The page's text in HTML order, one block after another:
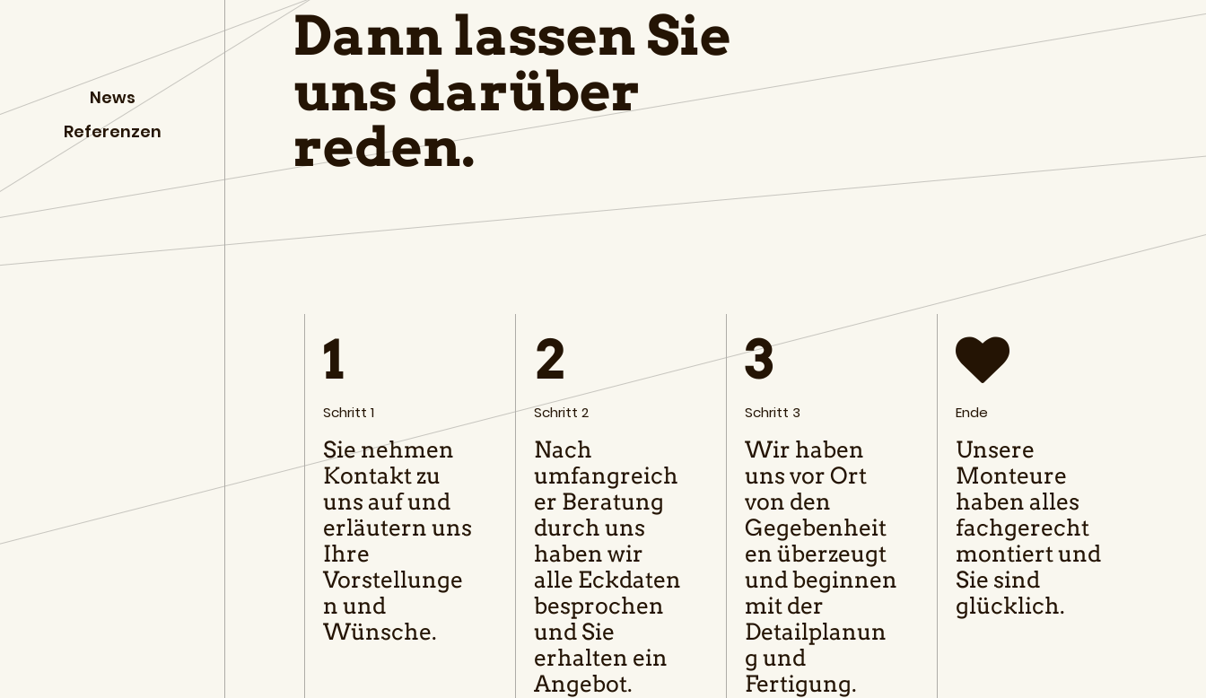
News
Referenzen
Dann lassen Sie
uns darüber
reden.
1
Schritt 1
Sie nehmen
Kontakt zu
uns auf und
erläutern uns
Ihre
Vorstellunge
n und
Wünsche.
2
Schritt 2
Nach
umfangreich
er Beratung
durch uns
haben wir
alle Eckdaten
besprochen
und Sie
erhalten ein
Angebot.
3
Schritt 3
Wir haben
uns vor Ort
von den
Gegebenheit
en überzeugt
und beginnen
mit der
Detailplanun
g und
Fertigung.
Ende
Unsere
Monteure
haben alles
fachgerecht
montiert und
Sie sind
glücklich.